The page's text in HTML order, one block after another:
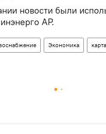
новости были
АР.
Экономика карта